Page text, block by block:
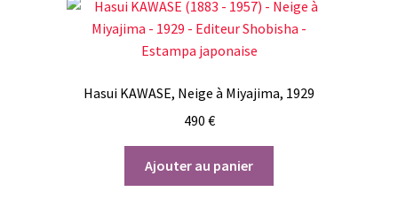
Hasui KAWASE, Neige à Miyajima, 1929
490 €
Ajouter au panier